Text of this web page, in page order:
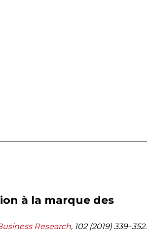
à la marque des
Research, 102 (2019) 339–352.